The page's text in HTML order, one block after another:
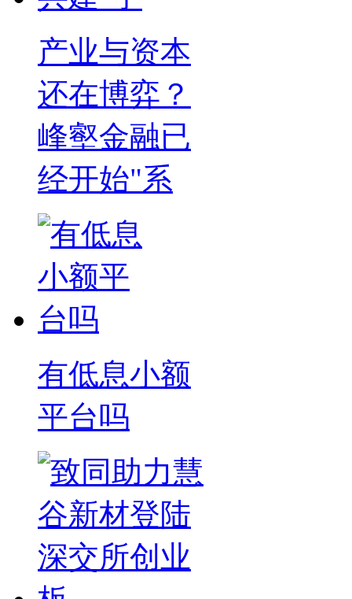
产业与资本
还在博弈？
峰壑金融已
经开始"系
有低息小额
平台吗